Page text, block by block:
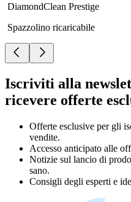
DiamondClean Prestige
Spazzolino ricaricabile
Iscriviti alla
ricevere offerte
Offerte esclusive per gli
vendite.
Accesso anticipato alle
Notizie sul lancio di
sano.
Consigli degli esperti e